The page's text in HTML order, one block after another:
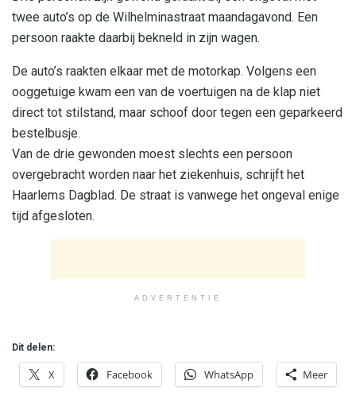
twee auto’s op de Wilhelminastraat maandagavond. Een
persoon raakte daarbij bekneld in zijn wagen.
De auto’s raakten elkaar met de motorkap. Volgens een
ooggetuige kwam een van de voertuigen na de klap niet
direct tot stilstand, maar schoof door tegen een geparkeerd
bestelbusje.
Van de drie gewonden moest slechts een persoon
overgebracht worden naar het ziekenhuis, schrijft het
Haarlems Dagblad. De straat is vanwege het ongeval enige
tijd afgesloten.
ADVERTENTIE
Dit delen:
X Facebook WhatsApp Meer